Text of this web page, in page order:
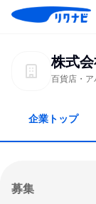
株式
百貨店・
企業トップ
募集